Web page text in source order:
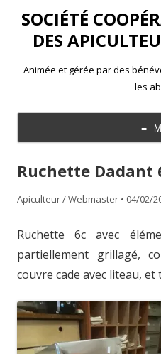
SOCIÉTÉ
DES
Animée et gérée par des
les
Aller
contenu
Ruchette Dadant
Apiculteur / Webmaster • 04/02/
Ruchette 6c avec
partiellement grillagé,
couvre cade avec liteau,